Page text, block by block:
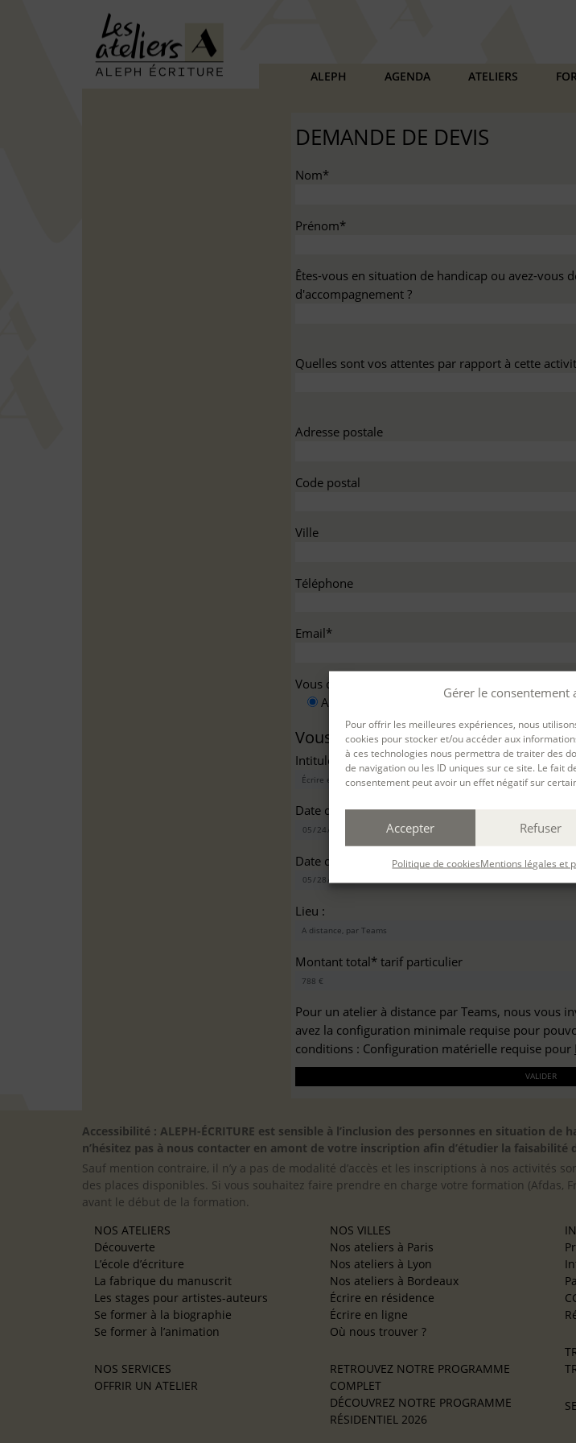
Gérer le consentement
Pour offrir les meilleures expériences, nous
cookies pour stocker et/ou accéder aux
à ces technologies nous permettra de traiter des
de navigation ou les ID uniques sur ce site. Le fait
consentement peut avoir un effet négatif sur
Accepter Refuser
Politique de cookiesMentions légales et
ALEPH AGENDA ATELIERS
DEMANDE DE DEVIS
Nom*
Prénom*
Êtes-vous en situation de handicap ou avez-vous
d'accompagnement ?
Quelles sont vos attentes par rapport à cette
Adresse postale
Code postal
Ville
Téléphone
Email*
Vous demandez ce devis :
A titre personnel
Pour bénéficier d’un
Vous souhaitez vous inscrire à :
Intitulé(s)*
Date de début*
Date de fin*
Lieu :
Montant total* tarif particulier
Pour un atelier à distance par Teams, nous vous
avez la configuration minimale requise pour
conditions : Configuration matérielle requise pour
Accessibilité : ALEPH-ÉCRITURE est sensible à l’inclusion des personnes en situation
n’hésitez pas à nous contacter en amont de votre inscription afin d’étudier la
Sauf mention contraire, il n’y a pas de modalité d’accès et les inscriptions à nos activités
des places disponibles. Si vous souhaitez faire prendre en charge votre formation
avant le début de la formation.
NOS ATELIERS
Découverte
L’école d’écriture
La fabrique du manuscrit
Les stages pour artistes-auteurs
Se former à la biographie
Se former à l’animation
NOS SERVICES
OFFRIR UN ATELIER
NOS VILLES
Nos ateliers à Paris
Nos ateliers à Lyon
Nos ateliers à Bordeaux
Écrire en résidence
Écrire en ligne
Où nous trouver ?
RETROUVEZ NOTRE PROGRAMME
COMPLET
DÉCOUVREZ NOTRE PROGRAMME
RÉSIDENTIEL 2026